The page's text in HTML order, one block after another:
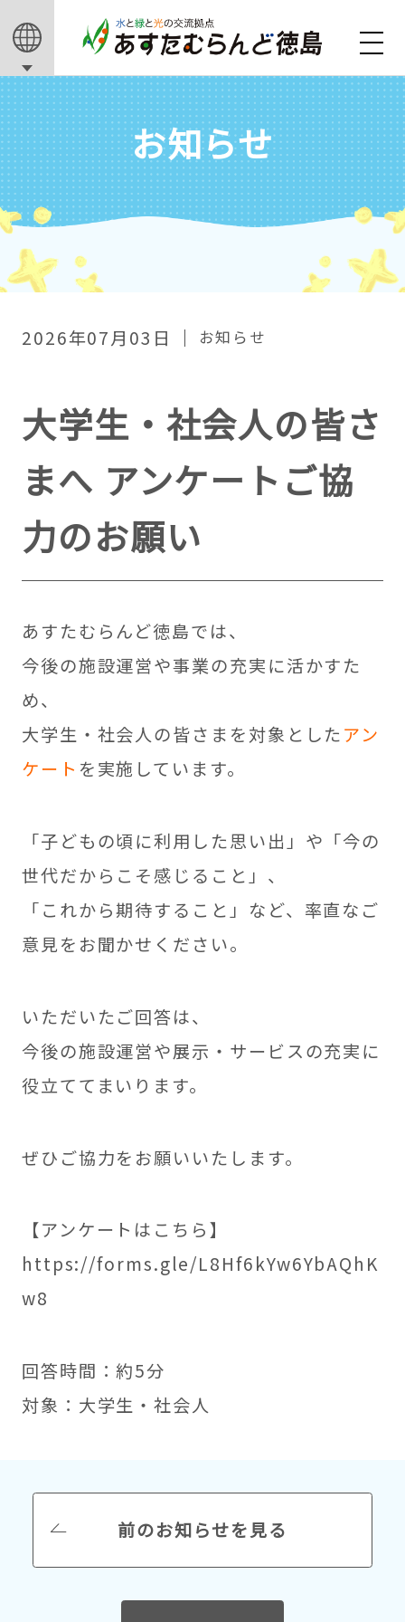
お知らせ
2026年07月03日 お知らせ
大学生・社会人の皆さ
まへ アンケートご協
力のお願い
あすたむらんど徳島では、
今後の施設運営や事業の充実に活かすた
め、
大学生・社会人の皆さまを対象としたアン
ケート を実施しています。
「子どもの頃に利用した思い出」や「今の
世代だからこそ感じること」、
「これから期待すること」など、率直なご
意見をお聞かせください。
いただいたご回答は、
今後の施設運営や展示・サービスの充実に
役立ててまいります。
ぜひご協力をお願いいたします。
【アンケートはこちら】
https://forms.gle/L8Hf6kYw6YbAQhK
w8
回答時間：約5分
対象：大学生・社会人
前のお知らせを見る